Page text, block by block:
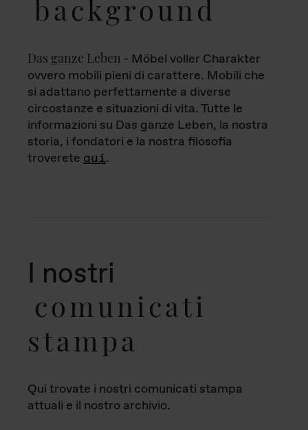
background
Das ganze Leben - Möbel voller Charakter
ovvero mobili pieni di carattere. Mobili che
si adattano perfettamente a diverse
circostanze e situazioni di vita. Tutte le
informazioni su Das ganze Leben, la nostra
storia, i fondatori e la nostra filosofia
troverete qui.
I nostri
comunicati
stampa
Qui trovate i nostri comunicati stampa
attuali e il nostro archivio.